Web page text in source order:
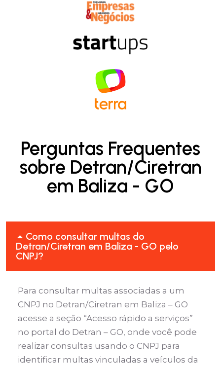
Perguntas Frequentes
sobre Detran/Ciretran
em Baliza - GO
Como consultar multas do
Detran/Ciretran em Baliza - GO pelo
CNPJ?
Para consultar multas associadas a um
CNPJ no Detran/Ciretran em Baliza – GO
acesse a seção “Acesso rápido a serviços”
no portal do Detran – GO, onde você pode
realizar consultas usando o CNPJ para
identificar multas vinculadas a veículos da